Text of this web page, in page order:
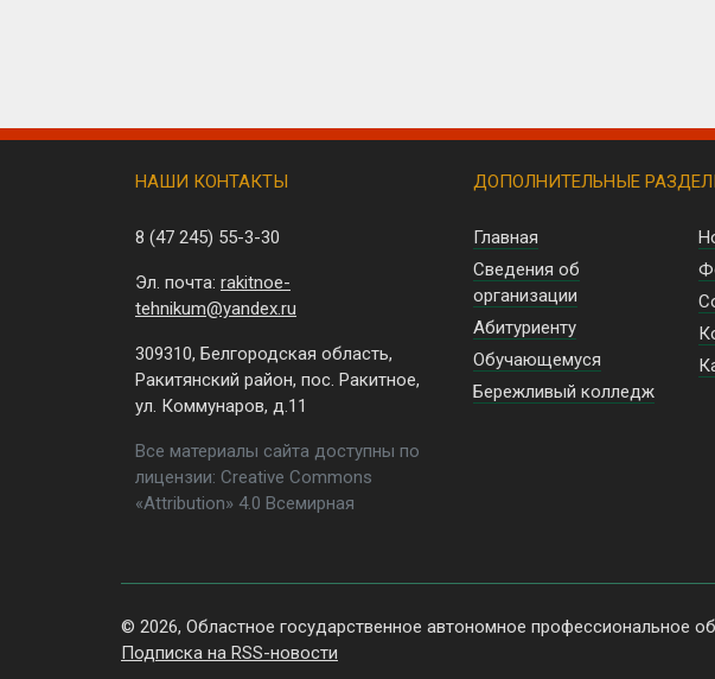
НАШИ КОНТАКТЫ
8 (47 245) 55-3-30
Эл. почта: rakitnoe-
tehnikum@yandex.ru
309310, Белгородская область,
Ракитянский район, пос. Ракитное,
ул. Коммунаров, д.11
Все материалы сайта доступны по
лицензии: Creative Commons
«Attribution» 4.0 Всемирная
ДОПОЛНИТЕЛЬНЫЕ
Главная
Сведения об
организации
Абитуриенту
Обучающемуся
Бережливый колледж
© 2026, Областное государственное автономное профессиональное
Подписка на RSS-новости